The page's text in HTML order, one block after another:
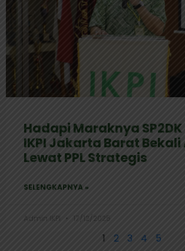
Hadapi Maraknya SP2DK
IKPI Jakarta Barat
Lewat PPL Strategis
SELENGKAPNYA »
Admin IKPI 17/12/2025
1 2 3 4 5